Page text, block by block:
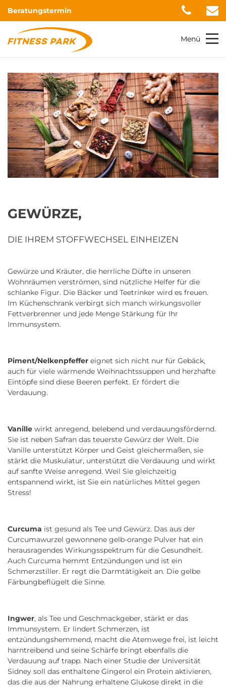
Beratungstermin
Menü
GEWÜRZE,
DIE IHREM STOFFWECHSEL EINHEIZEN
Gewürze und Kräuter, die herrliche Düfte in unseren
Wohnräumen verströmen, sind nützliche Helfer für die
schlanke Figur. Die Bäcker und Teetrinker wird es freuen.
Im Küchenschrank verbirgt sich manch wirkungsvoller
Fettverbrenner und jede Menge Stärkung für Ihr
Immunsystem.
Piment/Nelkenpfeffer eignet sich nicht nur für Gebäck,
auch für viele wärmende Weihnachtssuppen und herzhafte
Eintöpfe sind diese Beeren perfekt. Er fördert die
Verdauung.
Vanille wirkt anregend, belebend und verdauungsfördernd.
Sie ist neben Safran das teuerste Gewürz der Welt. Die
Vanille unterstützt Körper und Geist gleichermaßen, sie
stärkt die Muskulatur, unterstützt die Verdauung und wirkt
auf sanfte Weise anregend. Weil Sie gleichzeitig
entspannend wirkt, ist Sie ein natürliches Mittel gegen
Stress!
Curcuma ist gesund als Tee und Gewürz. Das aus der
Curcumawurzel gewonnene gelb-orange Pulver hat ein
herausragendes Wirkungsspektrum für die Gesundheit.
Auch Curcuma hemmt Entzündungen und ist ein
Schmerzstiller. Er regt die Darmtätigkeit an. Die gelbe
Färbungbeflügelt die Sinne.
Ingwer, als Tee und Geschmackgeber, stärkt er das
Immunsystem. Er lindert Schmerzen, ist
entzündungshemmend, macht die Atemwege frei, ist leicht
harntreibend und seine Schärfe bringt ebenfalls die
Verdauung auf trapp. Nach einer Studie der Universität
Sidney soll das enthaltene Gingerol ein Protein aktivieren,
das die aus der Nahrung erhaltene Glukose direkt in die